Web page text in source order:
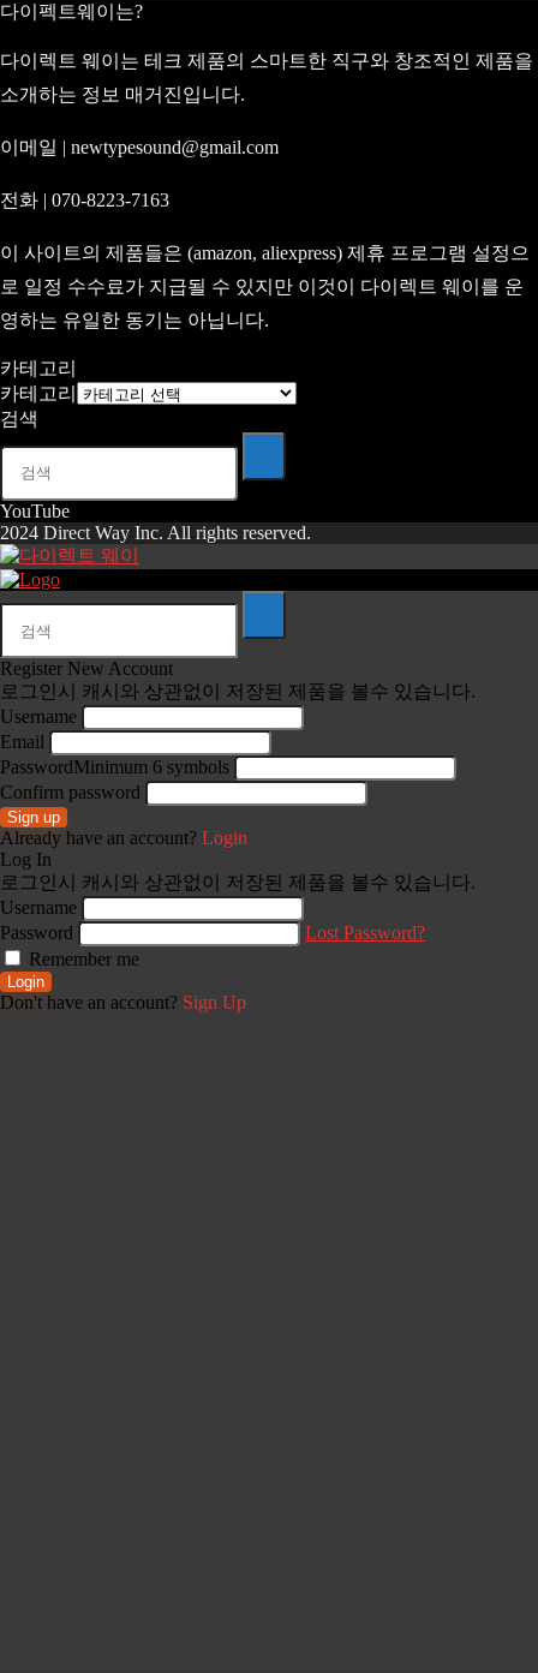
다이펙트웨이는?
다이렉트 웨이는 테크 제품의 스마트한 직구와 창조적인 제품을
소개하는 정보 매거진입니다.
이메일 | newtypesound@gmail.com
전화 | 070-8223-7163
이 사이트의 제품들은 (amazon, aliexpress) 제휴 프로그램 설정으
로 일정 수수료가 지급될 수 있지만 이것이 다이렉트 웨이를 운
영하는 유일한 동기는 아닙니다.
카테고리
카테고리
검색
YouTube
2024 Direct Way Inc. All rights reserved.
Register New Account
로그인시 캐시와 상관없이 저장된 제품을 볼수 있습니다.
Username
Email
PasswordMinimum 6 symbols
Confirm password
Sign up
Already have an account? Login
Log In
로그인시 캐시와 상관없이 저장된 제품을 볼수 있습니다.
Username
Password
Lost Password?
Remember me
Login
Don't have an account? Sign Up